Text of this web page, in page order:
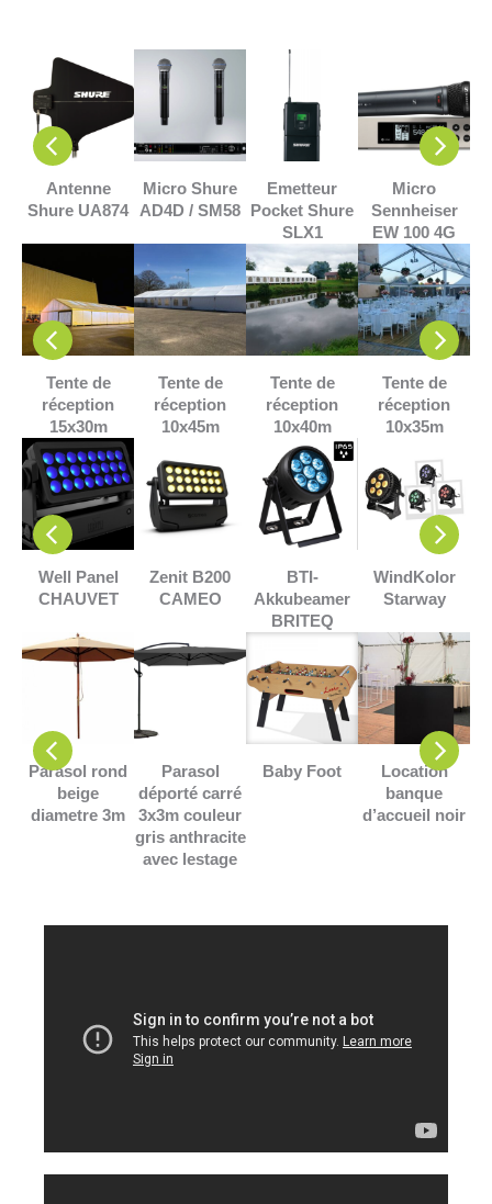
Antenne
Shure UA874
Micro Shure
AD4D / SM58
Emetteur
Pocket Shure
SLX1
Micro
Sennheiser
EW 100 4G
Tente de
réception
15x30m
Tente de
réception
10x45m
Tente de
réception
10x40m
Tente de
réception
10x35m
Well Panel
CHAUVET
Zenit B200
CAMEO
BTI-
Akkubeamer
BRITEQ
WindKolor
Starway
Parasol rond
beige
diametre 3m
Parasol
déporté carré
3x3m couleur
gris anthracite
avec lestage
Baby Foot
Location
banque
d’accueil noir